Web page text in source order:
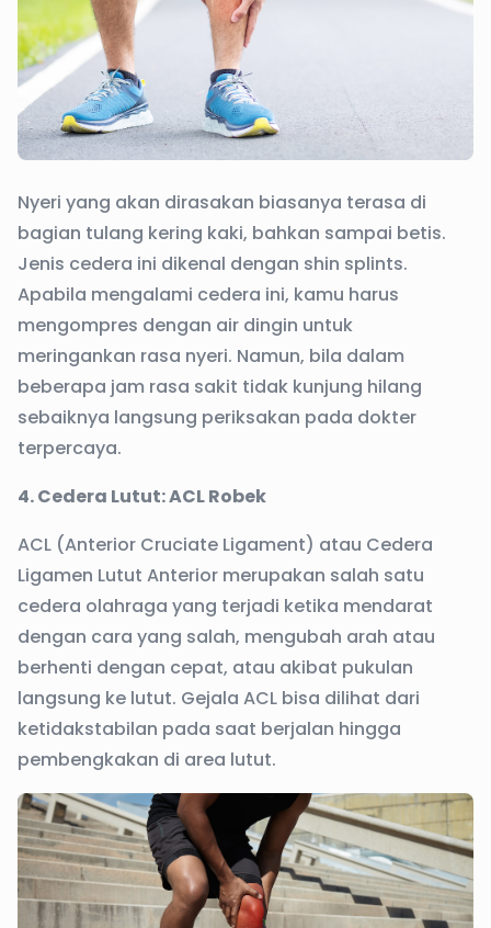
Nyeri yang akan dirasakan biasanya terasa di
bagian tulang kering kaki, bahkan sampai betis.
Jenis cedera ini dikenal dengan shin splints.
Apabila mengalami cedera ini, kamu harus
mengompres dengan air dingin untuk
meringankan rasa nyeri. Namun, bila dalam
beberapa jam rasa sakit tidak kunjung hilang
sebaiknya langsung periksakan pada dokter
terpercaya.
4. Cedera Lutut: ACL Robek
ACL (Anterior Cruciate Ligament) atau Cedera
Ligamen Lutut Anterior merupakan salah satu
cedera olahraga yang terjadi ketika mendarat
dengan cara yang salah, mengubah arah atau
berhenti dengan cepat, atau akibat pukulan
langsung ke lutut. Gejala ACL bisa dilihat dari
ketidakstabilan pada saat berjalan hingga
pembengkakan di area lutut.